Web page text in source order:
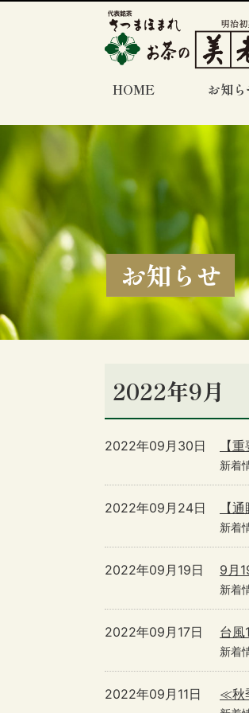
HOME お知ら
お知らせ
2022年9月
【
2022年09月30日
新着
【
2022年09月24日
新着
9月
2022年09月19日
新着
台風
2022年09月17日
新着
≪秋
2022年09月11日